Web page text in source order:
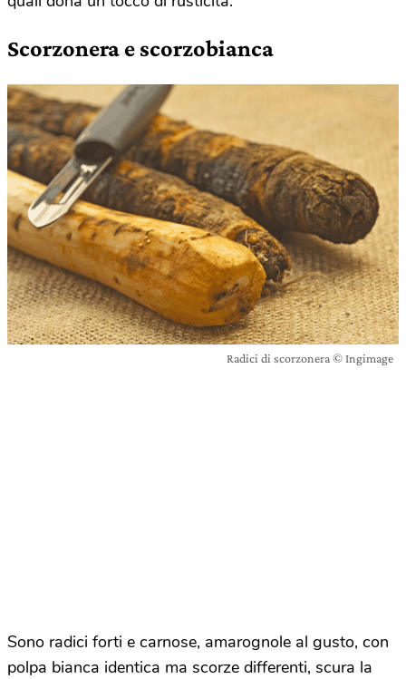
Scorzonera e scorzobianca
Radici di scorzonera © Ingimage
Sono radici forti e carnose, amarognole al gusto, con
polpa bianca identica ma scorze differenti, scura la